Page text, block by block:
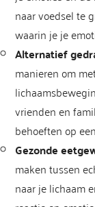
naar voedsel te
waarin je je
Alternatief
manieren om
vrienden en
behoeften op
Gezonde
maken tussen
naar je lichaam